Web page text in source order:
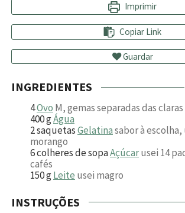
Imprimir
Copiar Link
Guardar
INGREDIENTES
4Ovo M, gemas separadas das claras
400gÁgua
2saquetasGelatinasabor à escolha,
morango
6colheres de sopaAçúcarusei 14
cafés
150gLeite usei magro
INSTRUÇÕES